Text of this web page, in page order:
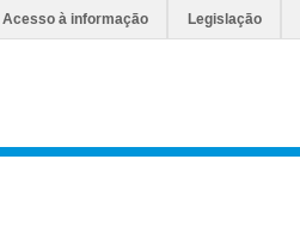
Acesso à informação Legislação